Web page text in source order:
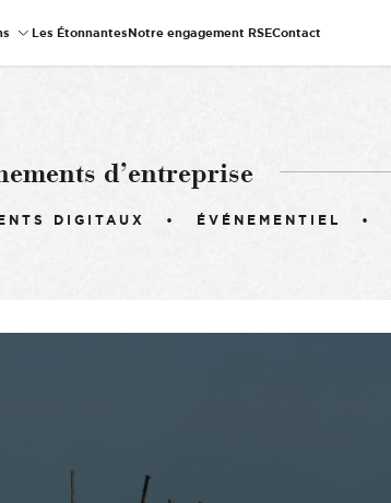
Les ÉtonnantesNotre engagement RSEContact
d’entreprise
DIGITAUX ÉVÉNEMENTIEL